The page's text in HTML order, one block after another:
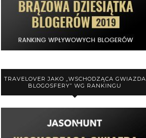
TRAVELOVER JAKO „WSCHODZĄCA GWIAZDA
BLOGOSFERY” WG RANKINGU